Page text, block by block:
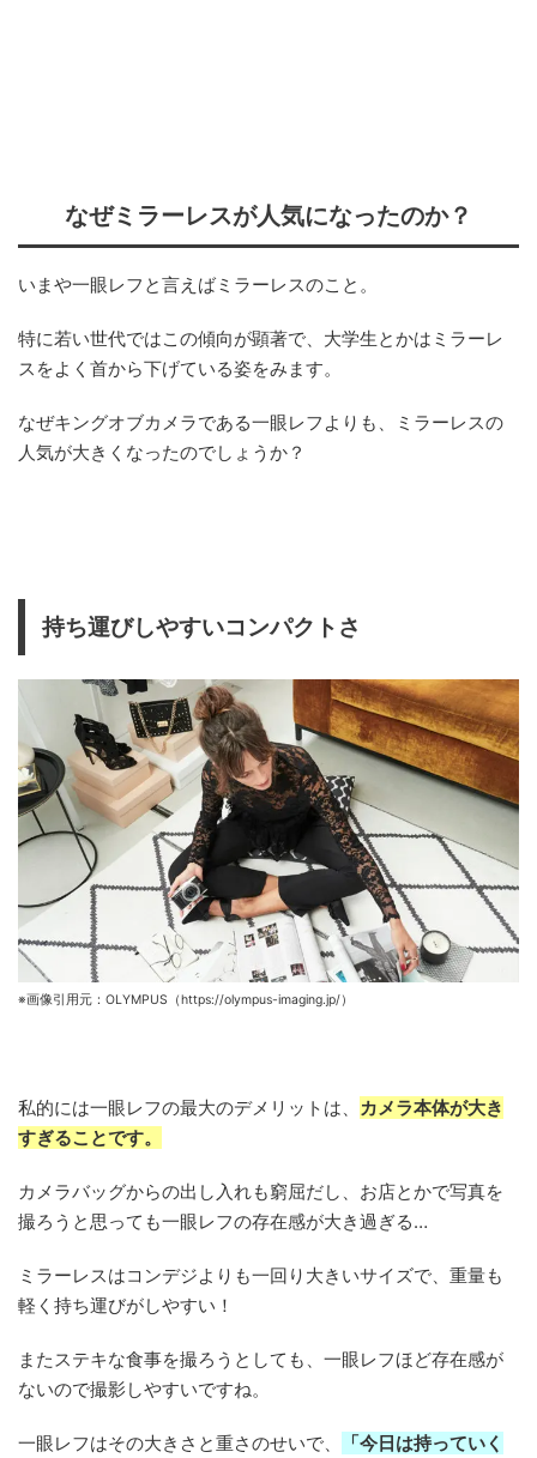
なぜミラーレスが人気になったのか？
いまや一眼レフと言えばミラーレスのこと。
特に若い世代ではこの傾向が顕著で、大学生とかはミラーレ
スをよく首から下げている姿をみます。
なぜキングオブカメラである一眼レフよりも、ミラーレスの
人気が大きくなったのでしょうか？
持ち運びしやすいコンパクトさ
※画像引用元：OLYMPUS（https://olympus-imaging.jp/）
私的には一眼レフの最大のデメリットは、
カメラ本体が大き
すぎることです。
カメラバッグからの出し入れも窮屈だし、お店とかで写真を
撮ろうと思っても一眼レフの存在感が大き過ぎる…
ミラーレスはコンデジよりも一回り大きいサイズで、重量も
軽く持ち運びがしやすい！
またステキな食事を撮ろうとしても、一眼レフほど存在感が
ないので撮影しやすいですね。
一眼レフはその大きさと重さのせいで、 「今日は持っていく